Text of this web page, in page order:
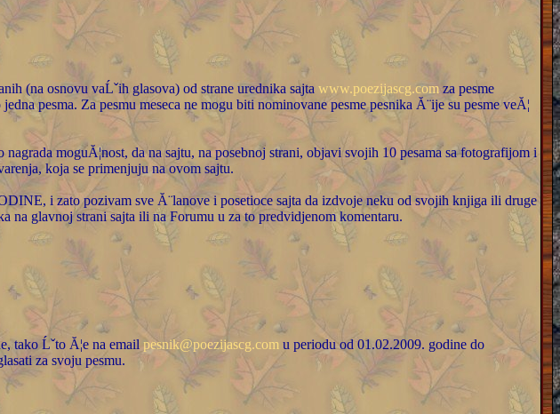
(na osnovu vaĹˇih glasova) od strane urednika sajta www.poezijascg.com za pesme
pesma. Za pesmu meseca ne mogu biti nominovane pesme pesnika Ă¨ije su pesme veĂ¦
moguĂ¦nost, da na sajtu, na posebnoj strani, objavi svojih 10 pesama sa fotografijom i
koja se primenjuju na ovom sajtu.
i zato pozivam sve Ă¨lanove i posetioce sajta da izdvoje neku od svojih knjiga ili druge
na glavnoj strani sajta ili na Forumu u za to predvidjenom komentaru.
tako Ĺˇto Ă¦e na email pesnik@poezijascg.com u periodu od 01.02.2009. godine do
za svoju pesmu.